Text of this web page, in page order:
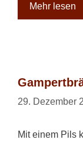
Mehr lesen
29. Dezember
Mit einem Pils